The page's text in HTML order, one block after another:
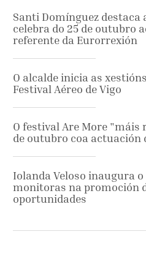
Santi Domínguez destaca
celebra do 25 de outubro
referente da Eurorrexión
O alcalde inicia as
Festival Aéreo de Vigo
O festival Are More "máis
de outubro coa actuación
Iolanda Veloso inaugura
monitoras na promoción
oportunidades